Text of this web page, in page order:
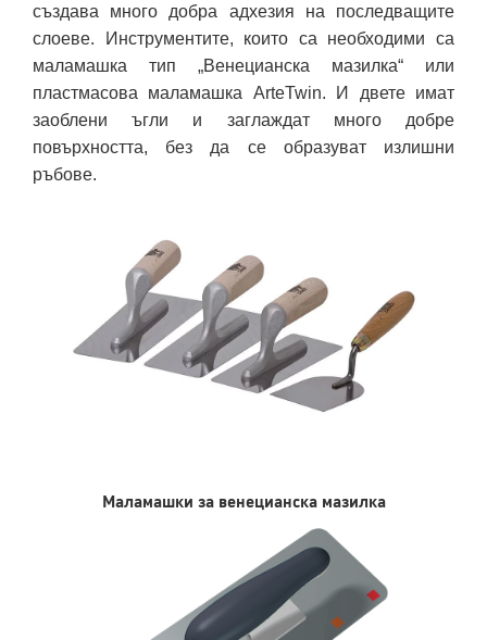
създава много добра адхезия на последващите
слоеве. Инструментите, които са необходими са
маламашка тип „Венецианска мазилка“ или
пластмасова маламашка ArteTwin. И двете имат
заоблени ъгли и заглаждат много добре
повърхността, без да се образуват излишни
ръбове.
Маламашки за венецианска мазилка